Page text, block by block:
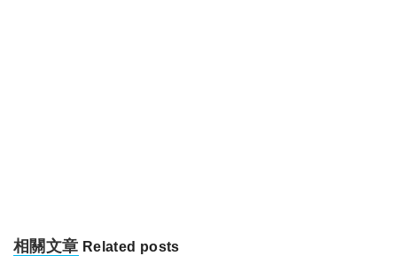
相關文章 Related posts